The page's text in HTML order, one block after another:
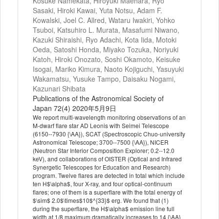
Sasaki, Hiroki Kawai, Yuta Notsu, Adam F.
Kowalski, Joel C. Allred, Wataru Iwakiri, Yohko
Tsuboi, Katsuhiro L. Murata, Masafumi Niwano,
Kazuki Shiraishi, Ryo Adachi, Kota Iida, Motoki
Oeda, Satoshi Honda, Miyako Tozuka, Noriyuki
Katoh, Hiroki Onozato, Soshi Okamoto, Keisuke
Isogai, Mariko Kimura, Naoto Kojiguchi, Yasuyuki
Wakamatsu, Yusuke Tampo, Daisaku Nogami,
Kazunari Shibata
Publications of the Astronomical Society of
Japan 72(4) 2020年5月9日
We report multi-wavelength monitoring observations of an
M-dwarf flare star AD Leonis with Seimei Telescope
(6150--7930 {\AA}), SCAT (Spectroscopic Chuo-university
Astronomical Telescope; 3700--7500 {\AA}), NICER
(Neutron Star Interior Composition Explorer; 0.2--12.0
keV), and collaborations of OISTER (Optical and Infrared
Synergetic Telescopes for Education and Research)
program. Twelve flares are detected in total which include
ten H$\alpha$, four X-ray, and four optical-continuum
flares; one of them is a superflare with the total energy of
$\sim$ 2.0$\times$10$^{33}$ erg. We found that (1)
during the superflare, the H$\alpha$ emission line full
width at 1/8 maximum dramatically increases to 14 {\AA}